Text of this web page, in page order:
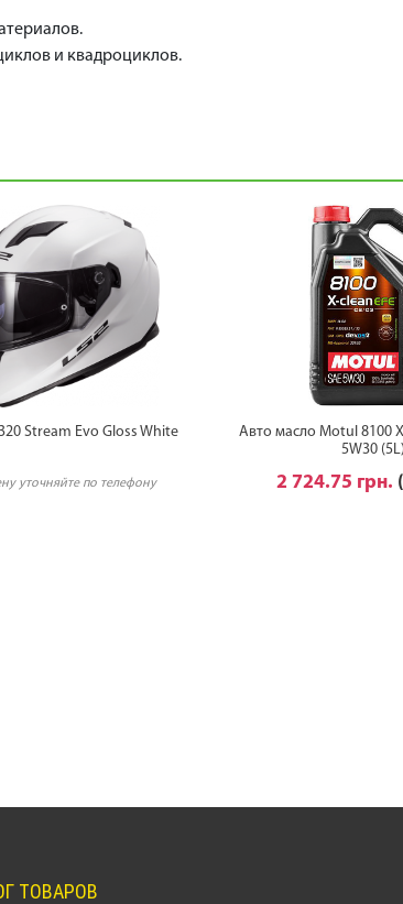
и квадроциклов.
Stream Evo Gloss White
уточняйте по телефону
Авто масло Motul 8100
5W30 (5L)
2 724.75 грн.
ТОВАРОВ